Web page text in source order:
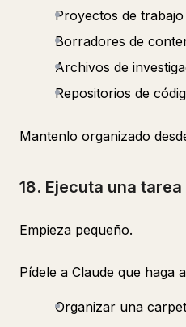
Proyectos de trabajo
Borradores de
Archivos de
Repositorios de
Mantenlo organizado
18. Ejecuta una
Empieza pequeño.
Pídele a Claude que haga
Organizar una